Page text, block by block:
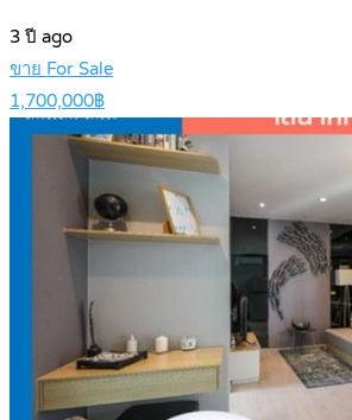
3 ปี ago
ขาย For Sale
1,700,000฿